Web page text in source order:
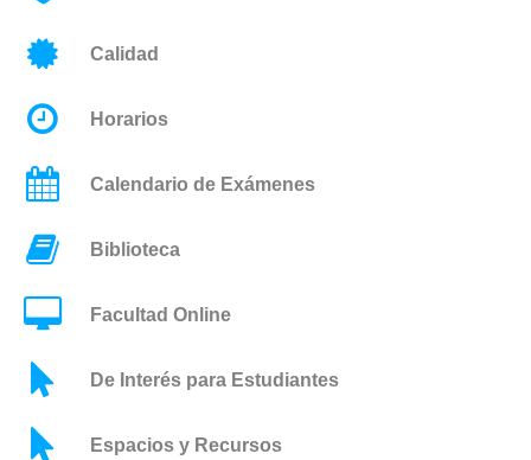
Calidad
Horarios
Calendario de Exámenes
Biblioteca
Facultad Online
De Interés para Estudiantes
Espacios y Recursos